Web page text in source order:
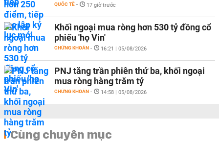
QUỐC TẾ - 17 giờ trước
Khối ngoại mua ròng hơn 530 tỷ đồng cổ
phiếu 'họ Vin'
CHỨNG KHOÁN - 16:21 | 05/08/2026
PNJ tăng trần phiên thứ ba, khối ngoại
mua ròng hàng trăm tỷ
CHỨNG KHOÁN - 14:58 | 05/08/2026
Cùng chuyên mục